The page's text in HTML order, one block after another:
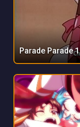
Parade Parade 1